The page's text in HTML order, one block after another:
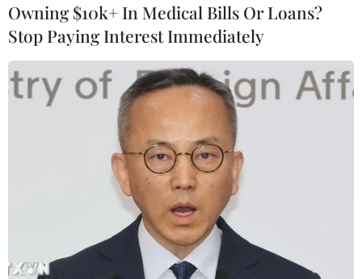
#Thi cao đẳng #Thí sinh
Owning $10k+ In Medical Bills Or Loans?
Stop Paying Interest Immediately